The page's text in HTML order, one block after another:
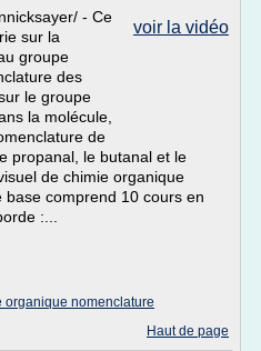
voir la vidéo
- Ce
sur la
groupe
des
le groupe
la molécule,
de
propanal, le butanal et le
de chimie organique
comprend 10 cours en
:...
organique nomenclature
Haut de page